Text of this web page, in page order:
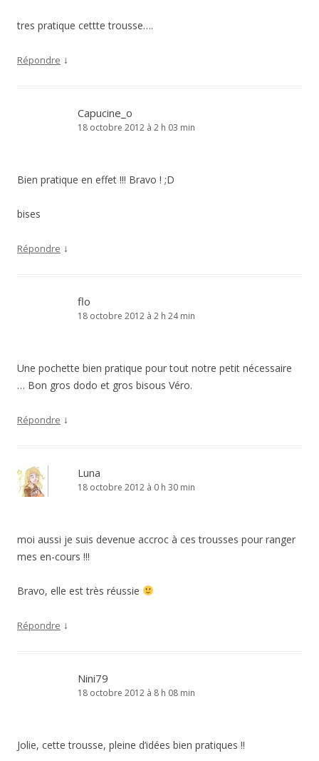
tres pratique cettte trousse….
Répondre ↓
Capucine_o
18 octobre 2012 à 2 h 03 min
Bien pratique en effet !!! Bravo ! ;D
bises
Répondre ↓
flo
18 octobre 2012 à 2 h 24 min
Une pochette bien pratique pour tout notre petit nécessaire
… Bon gros dodo et gros bisous Véro.
Répondre ↓
Luna
18 octobre 2012 à 0 h 30 min
moi aussi je suis devenue accroc à ces trousses pour ranger
mes en-cours !!!
Bravo, elle est très réussie
Répondre ↓
Nini79
18 octobre 2012 à 8 h 08 min
Jolie, cette trousse, pleine d’idées bien pratiques !!